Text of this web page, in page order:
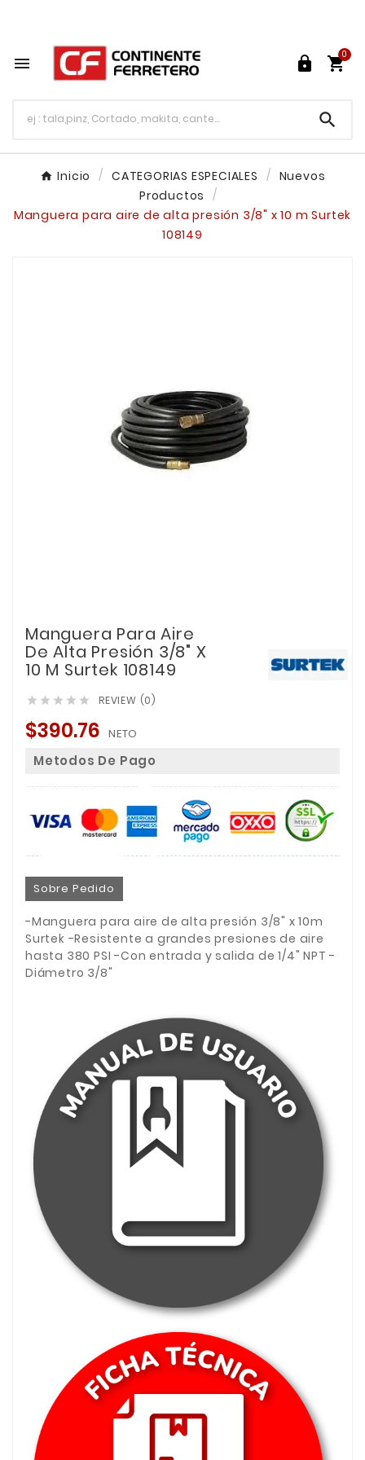
  
0

Inicio CATEGORIAS ESPECIALES
Nuevos
Productos
Manguera para aire de alta presión 3/8" x 10 m Surtek
108149
Manguera Para Aire
De Alta Presión 3/8" X
10 M Surtek 108149
     REVIEW (0)
$390.76 NETO
Metodos De Pago
Sobre Pedido
-Manguera para aire de alta presión 3/8" x 10m
Surtek -Resistente a grandes presiones de aire
hasta 380 PSI -Con entrada y salida de 1/4" NPT -
Diámetro 3/8"